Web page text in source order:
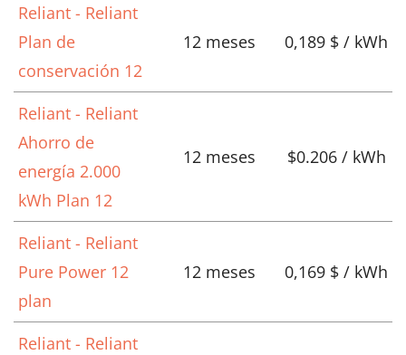
Reliant - Reliant
Plan de
conservación 12
12 meses 0,189 $ / kWh
Reliant - Reliant
Ahorro de
energía 2.000
kWh Plan 12
12 meses $0.206 / kWh
Reliant - Reliant
Pure Power 12
plan
12 meses 0,169 $ / kWh
Reliant - Reliant